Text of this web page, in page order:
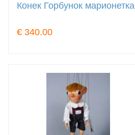
Конек Горбунок марионетка
€ 340.00